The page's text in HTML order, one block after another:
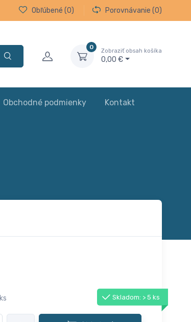
Obľúbené (0) Porovnávanie (0)
0
Zobraziť obsah košíka
0,00 €
Obchodné podmienky Kontakt
ks Skladom: > 5 ks